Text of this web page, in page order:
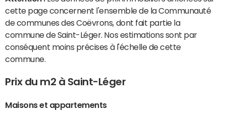
cette page concernent l'ensemble de la Communauté
de communes des Coëvrons, dont fait partie la
commune de Saint-Léger. Nos estimations sont par
conséquent moins précises à l'échelle de cette
commune.
Prix du m2 à Saint-Léger
Maisons et appartements